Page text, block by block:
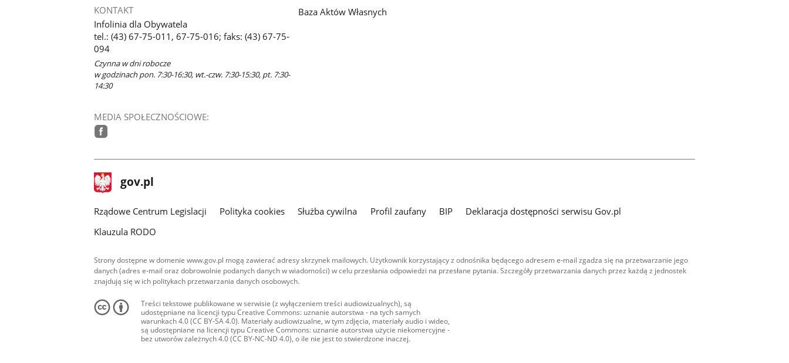
KONTAKT
Infolinia dla Obywatela
tel.: (43) 67-75-011, 67-75-016; faks: (43) 67-75-
094
Czynna w dni robocze
w godzinach pon. 7:30-16:30, wt.-czw. 7:30-15:30, pt. 7:30-
14:30
MEDIA SPOŁECZNOŚCIOWE:
Baza Aktów Własnych
stopka
gov.pl Strona
gov.pl
Rządowe Centrum Legislacji Polityka cookies Służba cywilna Profil zaufany BIP
Deklaracja dostępności serwisu Gov.pl
Klauzula RODO
Strony dostępne w domenie www.gov.pl mogą zawierać adresy skrzynek mailowych. Użytkownik korzystający z odnośnika będącego adresem e-mail zgadza się na przetwarzanie jego
danych (adres e-mail oraz dobrowolnie podanych danych w wiadomości) w celu przesłania odpowiedzi na przesłane pytania. Szczegóły przetwarzania danych przez każdą z jednostek
znajdują się w ich politykach przetwarzania danych osobowych.
Treści tekstowe publikowane w serwisie (z wyłączeniem treści audiowizualnych), są
udostępniane na licencji typu Creative Commons: uznanie autorstwa - na tych samych
warunkach 4.0 (CC BY-SA 4.0). Materiały audiowizualne, w tym zdjęcia, materiały audio i wideo,
są udostępniane na licencji typu Creative Commons: uznanie autorstwa użycie niekomercyjne -
bez utworów zależnych 4.0 (CC BY-NC-ND 4.0), o ile nie jest to stwierdzone inaczej.